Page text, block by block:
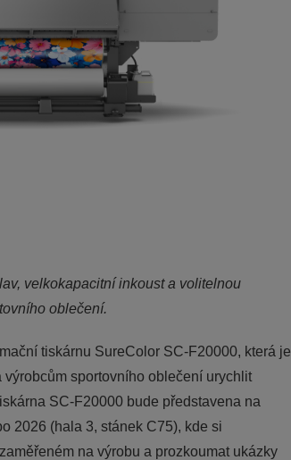
velkokapacitní inkoust a volitelnou
oblečení.
tiskárnu SureColor SC-F20000, která je
sportovního oblečení urychlit
SC-F20000 bude představena na
2026 (hala 3, stánek C75), kde si
na výrobu a prozkoumat ukázky